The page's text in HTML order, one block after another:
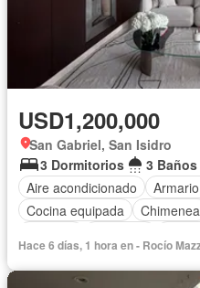
USD1,200,000
San Gabriel, San Isidro
3 Dormitorios
3 Baños
Aire acondicionado
Cocina equipada
Chimenea
Hace 6 días, 1 hora en - Rocío